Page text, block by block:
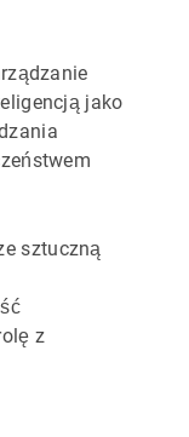
jako
sztuczną
z